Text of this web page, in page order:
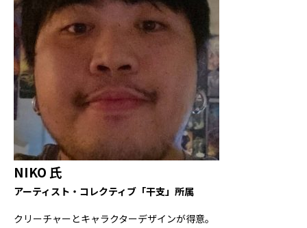
NIKO 氏
アーティスト・コレクティブ「干支」所属
クリーチャーとキャラクターデザインが得意。